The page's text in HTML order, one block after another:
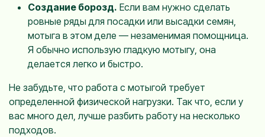
Создание борозд. Если вам нужно сделать
ровные ряды для посадки или высадки семян,
мотыга в этом деле — незаменимая помощница.
Я обычно использую гладкую мотыгу, она
делается легко и быстро.
Не забудьте, что работа с мотыгой требует
определенной физической нагрузки. Так что, если у
вас много дел, лучше разбить работу на несколько
подходов.